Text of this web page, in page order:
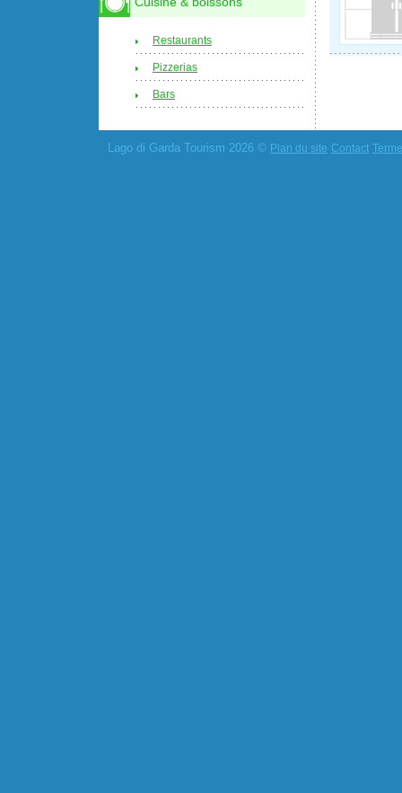
Restaurants
Pizzerias
Bars
Lago di Garda Tourism 2026 © Plan du site Contact